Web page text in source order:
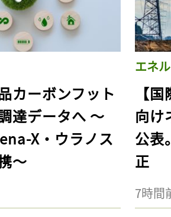
カーボンフット
達データへ 〜
X・ウラノス
〜
エネ
【
向け
公表
正
7時間